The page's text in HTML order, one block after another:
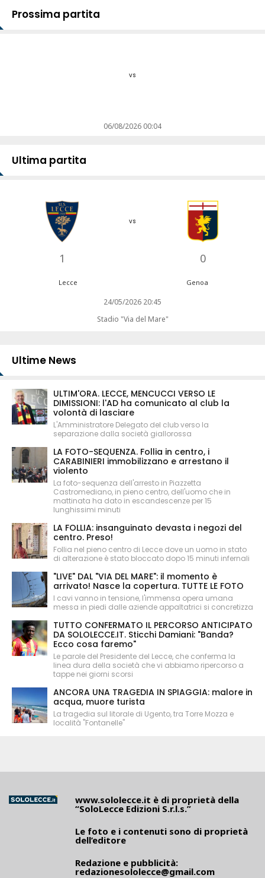
Prossima partita
vs
06/08/2026 00:04
Ultima partita
1
vs
0
Lecce Genoa
24/05/2026 20:45
Stadio "Via del Mare"
Ultime News
ULTIM'ORA. LECCE, MENCUCCI VERSO LE
DIMISSIONI: l'AD ha comunicato al club la
volontà di lasciare
L'Amministratore Delegato del club verso la
separazione dalla società giallorossa
LA FOTO-SEQUENZA. Follia in centro, i
CARABINIERI immobilizzano e arrestano il
violento
La foto-sequenza dell'arresto in Piazzetta
Castromediano, in pieno centro, dell'uomo che in
mattinata ha dato in escandescenze per 15
lunghissimi minuti
LA FOLLIA: insanguinato devasta i negozi del
centro. Preso!
Follia nel pieno centro di Lecce dove un uomo in stato
di alterazione è stato bloccato dopo 15 minuti infernali
"LIVE" DAL "VIA DEL MARE": il momento è
arrivato! Nasce la copertura. TUTTE LE FOTO
I cavi vanno in tensione, l'immensa opera umana
messa in piedi dalle aziende appaltatrici si concretizza
TUTTO CONFERMATO IL PERCORSO ANTICIPATO
DA SOLOLECCE.IT. Sticchi Damiani: "Banda?
Ecco cosa faremo"
Le parole del Presidente del Lecce, che conferma la
linea dura della società che vi abbiamo ripercorso a
tappe nei giorni scorsi
ANCORA UNA TRAGEDIA IN SPIAGGIA: malore in
acqua, muore turista
La tragedia sul litorale di Ugento, tra Torre Mozza e
località "Fontanelle"
www.sololecce.it è di proprietà della
“SoloLecce Edizioni S.r.l.s.”
Le foto e i contenuti sono di proprietà
dell’editore
Redazione e pubblicità:
redazionesololecce@gmail.com